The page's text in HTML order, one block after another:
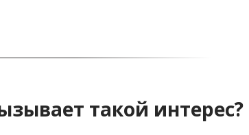
такой интерес?